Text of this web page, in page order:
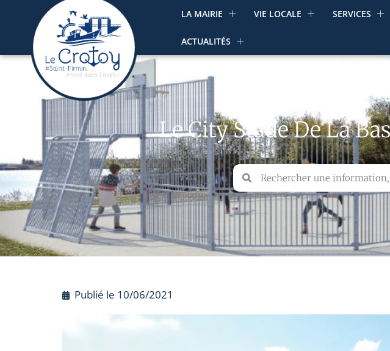
LA MAIRIE VIE LOCALE SERVICES
ACTUALITÉS
Le City Stade De La
Publié le 10/06/2021